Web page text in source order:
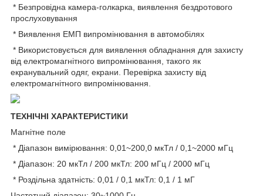
* Безпровідна камера-голкарка, виявлення бездротового
прослуховування
* Виявлення ЕМП випромінювання в автомобілях
* Використовується для виявлення обладнання для захисту
від електромагнітного випромінювання, такого як
екранувальний одяг, екрани. Перевірка захисту від
електромагнітного випромінювання.
ТЕХНІЧНІ ХАРАКТЕРИСТИКИ
Магнітне поле
* Діапазон вимірювання: 0,01~200,0 мкТл / 0,1~2000 мГц
* Діапазон: 20 мкТл / 200 мкТл: 200 мГц / 2000 мГц
* Роздільна здатність: 0,01 / 0,1 мкТл: 0,1 / 1 мГ